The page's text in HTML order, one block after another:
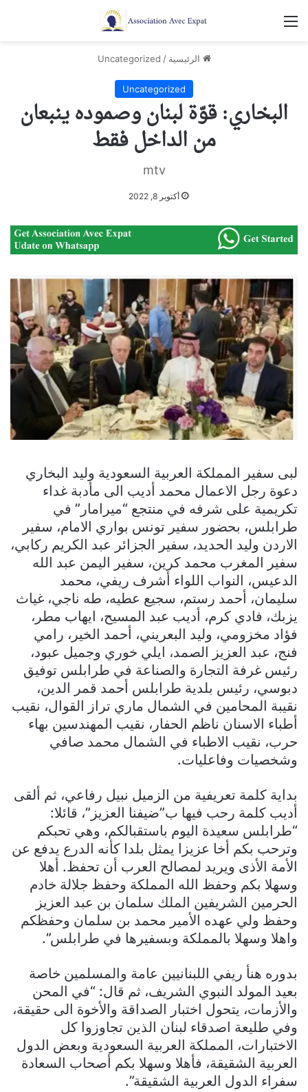
القائمة
الرئيسية /
Uncategorized
Uncategorized
البخاري: قوّة لبنان وصموده ينبعان
من الداخل فقط
mtv
أكتوبر 8, 2022
لبى سفير المملكة العربية السعودية وليد البخاري
دعوة رجل الاعمال محمد أديب الى مأدبة غداء
تكريمية على شرفه في منتجع “ميرامار” في
طرابلس، بحضور سفير تونس بواري الامام، سفير
الاردن وليد الحديد، سفير الجزائر عبد الكريم ركابي،
سفير المغرب محمد كرين، سفير اليمن عبد الله
الدعيس، النواب اللواء أشرف ريفي، محمد
سليمان، أحمد رستم، سجيع عطيه، طه ناجي، غياث
يزبك، فادي كرم، أديب عبد المسيح، ايهاب مطر،
فؤاد مخزومي، وليد البعريني، أحمد الخير، رامي
فنج، عبد العزيز الصمد، ايلي خوري وجميل عبود،
رئيس غرفة التجارة والصناعة في طرابلس توفيق
دبوسي، رئيس بلدية طرابلس أحمد قمر الدين،
نقيبة المحامين في الشمال ماري تراز القوال، نقيب
أطباء الاسنان ناظم الحفار، نقيب المهندسين بهاء
حرب، نقيب الاطباء في الشمال محمد صافي
وشخصيات وفاعليات.
بداية كلمة تعريفية من الزميل نبيل رفاعي، ثم ألقى
أديب كلمة رحب فيها ب”ضيفنا العزيز”، قائلا:
“طرابلس سعيدة اليوم باستقبالكم، وهي تحبكم
وترحب بكم أخا عزيزا يمثل بلدا كأنه الدرع يدفع عن
الأمة الأذى ويريد لمصالح العرب أن تحفظ. أهلا
وسهلا بكم وحفظ الله المملكة وحفظ جلالة خادم
الحرمين الشريفين الملك سلمان بن عبد العزيز
وحفظ ولي عهده الأمير محمد بن سلمان وحفظكم
واهلا وسهلا بالمملكة وبسفيرها في طرابلس”.
بدوره هنأ ريفي اللبنانيين عامة والمسلمين خاصة
بعيد المولد النبوي الشريف، ثم قال: “في المحن
والأزمات، يتحول اختبار الصداقة والأخوة الى حقيقة،
وفي طليعة اصدقاء لبنان الذين تجاوزوا كل
الاختبارات، المملكة العربية السعودية وبعض الدول
العربية الشقيقة، فأهلا وسهلا بكم أصحاب السعادة
سفراء الدول العربية الشقيقة”.